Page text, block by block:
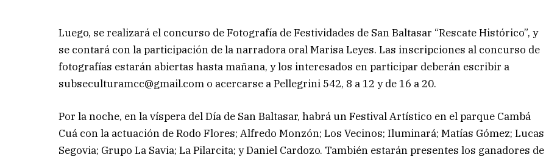
Luego, se realizará el concurso de Fotografía de Festividades de San Baltasar “Rescate Histórico”, y
se contará con la participación de la narradora oral Marisa Leyes. Las inscripciones al concurso de
fotografías estarán abiertas hasta mañana, y los interesados en participar deberán escribir a
subseculturamcc@gmail.com o acercarse a Pellegrini 542, 8 a 12 y de 16 a 20.
Por la noche, en la víspera del Día de San Baltasar, habrá un Festival Artístico en el parque Cambá
Cuá con la actuación de Rodo Flores; Alfredo Monzón; Los Vecinos; Iluminará; Matías Gómez; Lucas
Segovia; Grupo La Savia; La Pilarcita; y Daniel Cardozo. También estarán presentes los ganadores de